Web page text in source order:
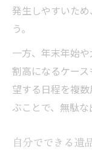
発生しやすいた
う。
一方、年末年始
割高になるケー
望する日程を複
ぶことで、無駄な
自分でできる遺